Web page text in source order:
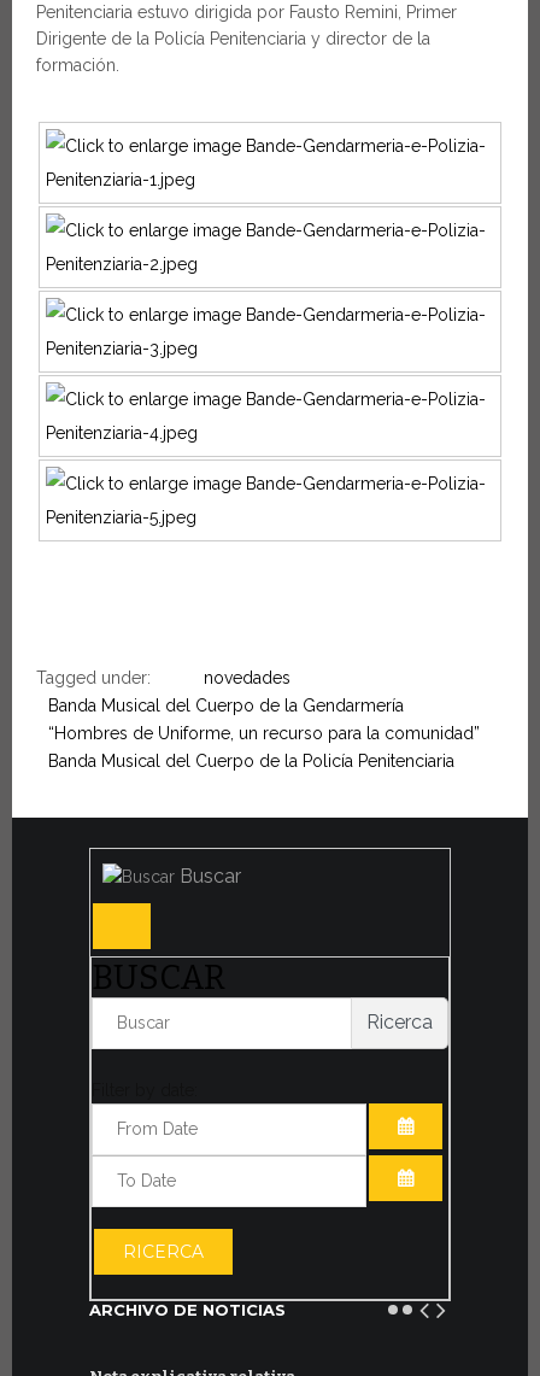
Penitenciaria estuvo dirigida por Fausto Remini, Primer
Dirigente de la Policía Penitenciaria y director de la
formación.
Tagged under:
novedades
Banda Musical del Cuerpo de la Gendarmería
“Hombres de Uniforme, un recurso para la comunidad”
Banda Musical del Cuerpo de la Policía Penitenciaria
Buscar
BUSCAR
Ricerca
ABRIR EL
RICERCA
ARCHIVO DE NOTICIAS